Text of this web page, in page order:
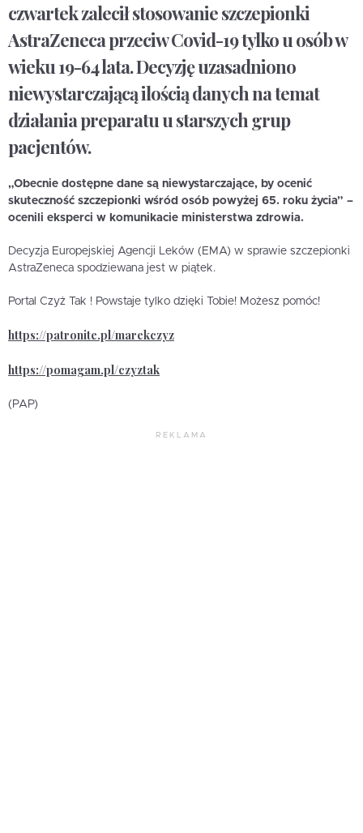
czwartek zalecił stosowanie szczepionki
AstraZeneca przeciw Covid-19 tylko u osób w
wieku 19-64 lata. Decyzję uzasadniono
niewystarczającą ilością danych na temat
działania preparatu u starszych grup
pacjentów.
„Obecnie dostępne dane są niewystarczające, by ocenić
skuteczność szczepionki wśród osób powyżej 65. roku życia” –
ocenili eksperci w komunikacie ministerstwa zdrowia.
Decyzja Europejskiej Agencji Leków (EMA) w sprawie szczepionki
AstraZeneca spodziewana jest w piątek.
Portal Czyż Tak ! Powstaje tylko dzięki Tobie! Możesz pomóc!
https://patronite.pl/marekczyz
https://pomagam.pl/czyztak
(PAP)
REKLAMA